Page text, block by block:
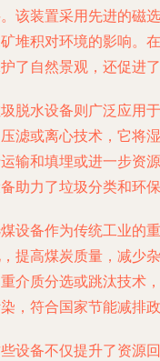
该装置采用先进的磁
堆积对环境的影响。
了自然景观，还促进
脱水设备则广泛应用
滤或离心技术，它将
输和填埋或进一步资
助力了垃圾分类和环保
设备作为传统工业的
提高煤炭质量，减少
介质分选或跳汰技术
，符合国家节能减排政
设备不仅提升了资源